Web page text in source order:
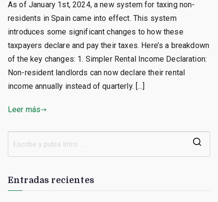
As of January 1st, 2024, a new system for taxing non-
residents in Spain came into effect. This system
introduces some significant changes to how these
taxpayers declare and pay their taxes. Here’s a breakdown
of the key changes: 1. Simpler Rental Income Declaration:
Non-resident landlords can now declare their rental
income annually instead of quarterly. […]
Leer más
Entradas recientes